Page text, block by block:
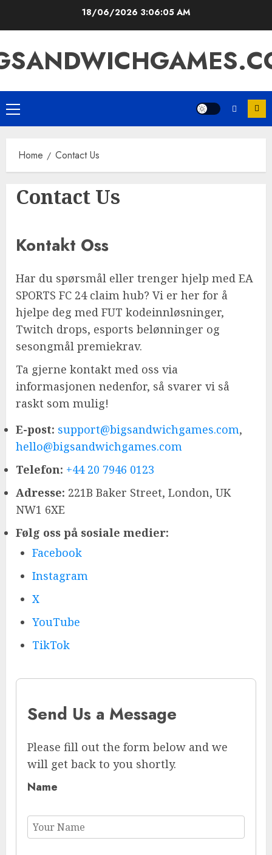
18/06/2026 3:06:06 AM
Primary
Menu
Home Contact Us
Contact Us
Kontakt Oss
Har du spørsmål eller trenger hjelp med EA
SPORTS FC 24 claim hub? Vi er her for å
hjelpe deg med FUT kodeinnløsninger,
Twitch drops, esports belønninger og
sesongmål premiekrav.
Ta gjerne kontakt med oss via
informasjonen nedenfor, så svarer vi så
raskt som mulig!
E-post: support@bigsandwichgames.com,
hello@bigsandwichgames.com
Telefon: +44 20 7946 0123
Adresse: 221B Baker Street, London, UK
NW1 6XE
Følg oss på sosiale medier:
Facebook
Instagram
X
YouTube
TikTok
Send Us a Message
Please fill out the form below and we
will get back to you shortly.
Name